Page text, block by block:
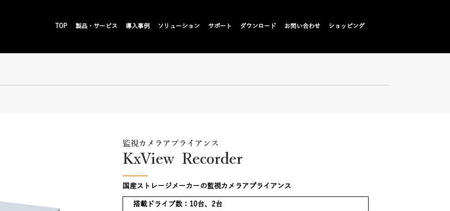
TOP 製品・サービス 導入事例 ソリューション サポート ダウンロード お問い合わせ ショッピング
監視カメラアプライアンス
KxView Recorder
国産ストレージメーカーの監視カメラアプライアンス
搭載ドライブ数：10台、2台